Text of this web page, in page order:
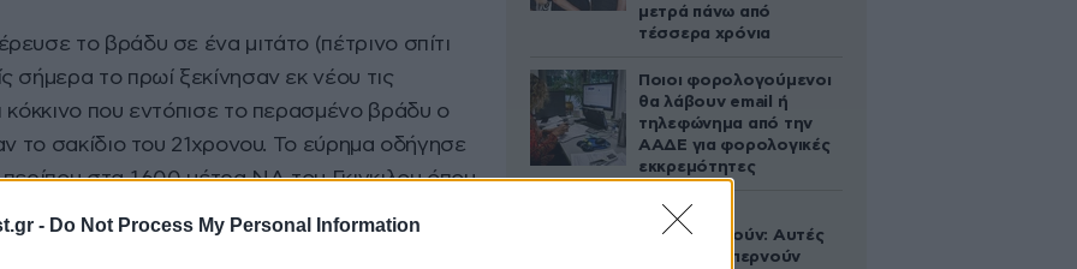
- Do Not Process My Personal Information
το βράδυ σε ένα μιτάτο (πέτρινο σπίτι
το πρωί ξεκίνησαν εκ νέου τις
που εντόπισε το περασμένο βράδυ ο
το σακίδιο του 21χρονου. Το εύρημα οδήγησε
στα 1.600 μέτρα ΝΑ του Γκιγκιλου όπου
ανάμεσα σε πέτρες.
μετρά πάνω από
τέσσερα χρόνια
Ποιοι φορολογούμενοι
θα λάβουν email ή
τηλεφώνημα από την
ΑΑΔΕ για φορολογικές
εκκρεμότητες
Ογκολόγοι
προειδοποιούν: Αυτές
οι τροφές, περνούν